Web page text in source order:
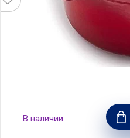
Кокот чугунный
цвет
В наличии